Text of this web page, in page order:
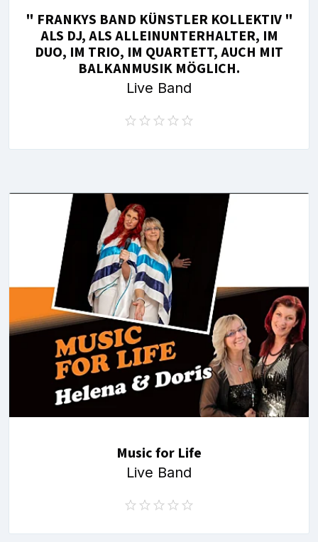
" FRANKYS BAND KÜNSTLER KOLLEKTIV "
ALS DJ, ALS ALLEINUNTERHALTER, IM
DUO, IM TRIO, IM QUARTETT, AUCH MIT
BALKANMUSIK MÖGLICH.
Live Band
Music for Life
Live Band